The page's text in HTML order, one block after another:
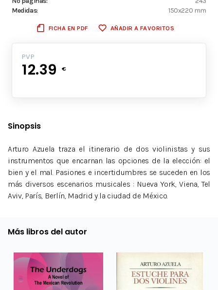
Medidas:
150x220 mm
FICHA EN PDF AÑADIR A FAVORITOS
PVP
12.39 €
Sinopsis
Arturo Azuela traza el itinerario de dos violinistas y sus
instrumentos que encarnan las opciones de la elección: el
bien y el mal. Pasiones e incertidumbres se suceden en los
más diversos escenarios musicales : Nueva York, Viena, Tel
Aviv, París, Berlín, Madrid y la ciudad de México.
Más libros del autor